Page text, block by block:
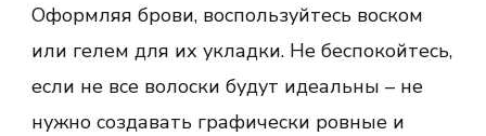
Оформляя брови, воспользуйтесь воском
или гелем для их укладки. Не беспокойтесь,
если не все волоски будут идеальны – не
нужно создавать графически ровные и